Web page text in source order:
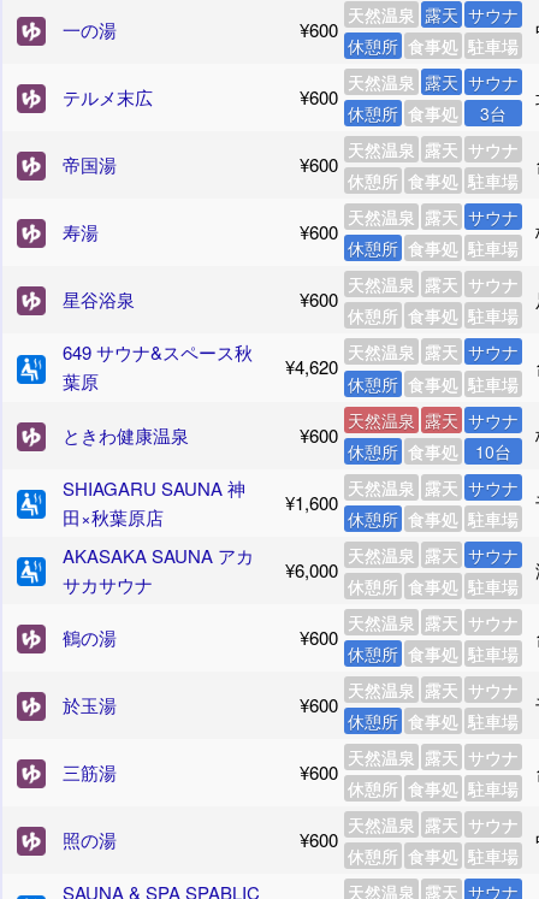
一の湯 ¥600
天然温泉 露天 サウナ
休憩所 食事処 駐車場
テルメ末広 ¥600
天然温泉 露天 サウナ
休憩所 食事処 3台
帝国湯 ¥600
天然温泉 露天 サウナ
休憩所 食事処 駐車場
寿湯 ¥600
天然温泉 露天 サウナ
休憩所 食事処 駐車場
星谷浴泉 ¥600
天然温泉 露天 サウナ
休憩所 食事処 駐車場
649 サウナ&スペース秋
葉原
¥4,620
天然温泉 露天 サウナ
休憩所 食事処 駐車場
ときわ健康温泉 ¥600
天然温泉 露天 サウナ
休憩所 食事処 10台
SHIAGARU SAUNA 神
田×秋葉原店
¥1,600
天然温泉 露天 サウナ
休憩所 食事処 駐車場
AKASAKA SAUNA アカ
サカサウナ
¥6,000
天然温泉 露天 サウナ
休憩所 食事処 駐車場
鶴の湯 ¥600
天然温泉 露天 サウナ
休憩所 食事処 駐車場
於玉湯 ¥600
天然温泉 露天 サウナ
休憩所 食事処 駐車場
三筋湯 ¥600
天然温泉 露天 サウナ
休憩所 食事処 駐車場
照の湯 ¥600
天然温泉 露天 サウナ
休憩所 食事処 駐車場
SAUNA & SPA SPABLIC
天然温泉 露天 サウナ